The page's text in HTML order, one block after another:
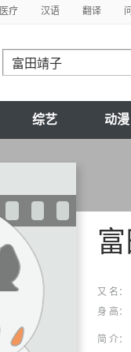
医疗 汉语 翻译
综艺 动漫
又 名：
身 高：
简 介：